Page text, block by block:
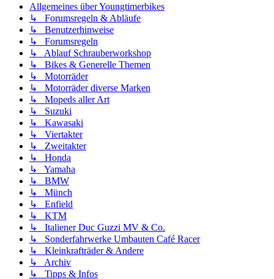
Allgemeines über Youngtimerbikes
↳ Forumsregeln & Abläufe
↳ Benutzerhinweise
↳ Forumsregeln
↳ Ablauf Schrauberworkshop
↳ Bikes & Generelle Themen
↳ Motorräder
↳ Motorräder diverse Marken
↳ Mopeds aller Art
↳ Suzuki
↳ Kawasaki
↳ Viertakter
↳ Zweitakter
↳ Honda
↳ Yamaha
↳ BMW
↳ Münch
↳ Enfield
↳ KTM
↳ Italiener Duc Guzzi MV & Co.
↳ Sonderfahrwerke Umbauten Café Racer
↳ Kleinkrafträder & Andere
↳ Archiv
↳ Tipps & Infos